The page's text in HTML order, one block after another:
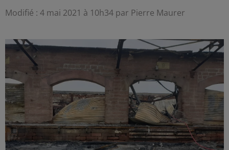
Modifié : 4 mai 2021 à 10h34 par Pierre Maurer